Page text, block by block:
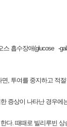
스 흡수장애(glucose
, 투여를 중지하고 적절
증상이 나타난 경우에
다. 때때로 빌리루빈 상